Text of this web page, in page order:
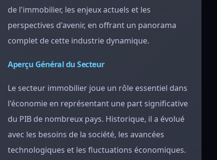
de l'immobilier, les enjeux actuels et les
perspectives d'avenir, en offrant un panorama
complet de cette industrie dynamique.
Aperçu Général du Secteur
Le secteur immobilier joue un rôle essentiel dans
l'économie en représentant une part significative
du PIB de nombreux pays. Historique, il a évolué
avec les besoins de la société, les avancées
technologiques et les fluctuations économiques.